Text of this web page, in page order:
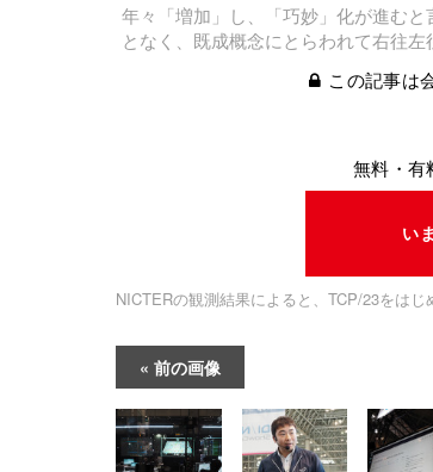
年々「増加」し、「巧妙」化が進む
となく、既成概念にとらわれて右往左
この記事は
無料・有
い
NICTERの観測結果によると、TCP/23をは
前の画像